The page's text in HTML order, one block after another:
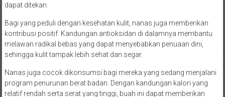
dapat ditekan.
Bagi yang peduli dengan kesehatan kulit, nanas juga memberikan
kontribusi positif. Kandungan antioksidan di dalamnya membantu
melawan radikal bebas yang dapat menyebabkan penuaan dini,
sehingga kulit tampak lebih sehat dan segar.
Nanas juga cocok dikonsumsi bagi mereka yang sedang menjalani
program penurunan berat badan. Dengan kandungan kalori yang
relatif rendah serta serat yang tinggi, buah ini dapat memberikan